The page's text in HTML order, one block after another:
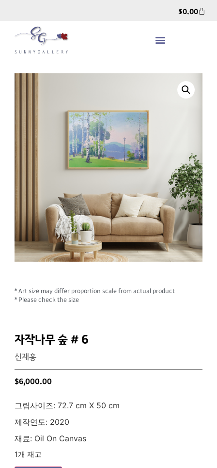
$0.00
* Art size may differ proportion scale from actual product
* Please check the size
자작나무 숲 # 6
신재흥
$6,000.00
그림사이즈: 72.7 cm X 50 cm
제작연도: 2020
재료: Oil On Canvas
1개 재고